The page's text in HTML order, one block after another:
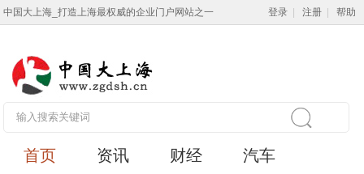
中国大上海_打造上海最权威的企业门户网站之一 登录 注册 帮助
首页 资讯 财经 汽车